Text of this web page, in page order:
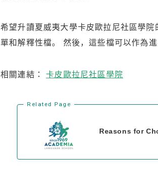
希望升讀夏威夷大學卡皮歐拉尼社區學
單和解釋性檔。 然後，這些檔可以作為
相關連結：卡皮歐拉尼社區學院
Related Page
Reasons for